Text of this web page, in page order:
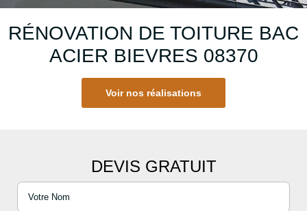
RÉNOVATION DE TOITURE BAC
ACIER BIEVRES 08370
Voir nos réalisations
DEVIS GRATUIT